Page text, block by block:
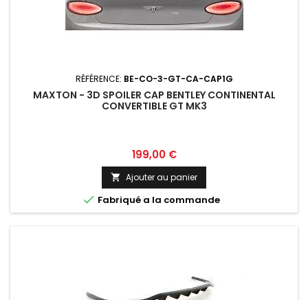
RÉFÉRENCE: BE-CO-3-GT-CA-CAP1G
MAXTON - 3D SPOILER CAP BENTLEY CONTINENTAL
CONVERTIBLE GT MK3
Prix
199,00 €
 Ajouter au panier
 Fabriqué a la commande